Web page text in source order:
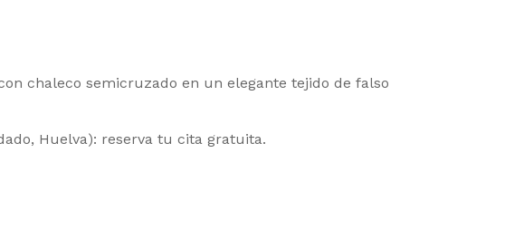
chaleco semicruzado en un elegante tejido de falso
Huelva): reserva tu cita gratuita.